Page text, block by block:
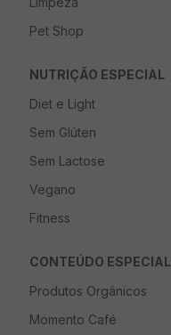
Pet Shop
NUTRIÇÃO ESPECIAL
Diet e Light
Sem Glúten
Sem Lactose
Vegano
Fitness
CONTEÚDO ESPECIAL
Produtos Orgânicos
Momento Café